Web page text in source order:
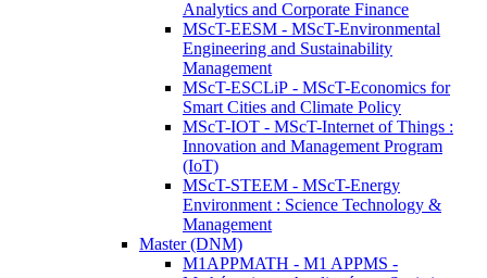
Analytics and Corporate Finance
MScT-EESM - MScT-Environmental
Engineering and Sustainability
Management
MScT-ESCLiP - MScT-Economics for
Smart Cities and Climate Policy
MScT-IOT - MScT-Internet of Things :
Innovation and Management Program
(IoT)
MScT-STEEM - MScT-Energy
Environment : Science Technology &
Management
Master (DNM)
M1APPMATH - M1 APPMS -